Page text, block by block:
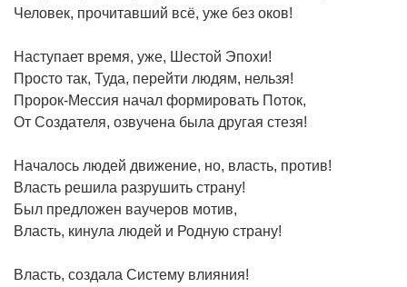
Человек, прочитавший всё, уже без оков!
Наступает время, уже, Шестой Эпохи!
Просто так, Туда, перейти людям, нельзя!
Пророк-Мессия начал формировать Поток,
От Создателя, озвучена была другая стезя!
Началось людей движение, но, власть, против!
Власть решила разрушить страну!
Был предложен ваучеров мотив,
Власть, кинула людей и Родную страну!
Власть, создала Систему влияния!